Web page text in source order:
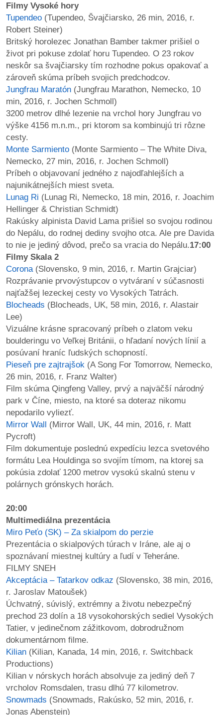
Filmy Vysoké hory
Tupendeo (Tupendeo, Švajčiarsko, 26 min, 2016, r.
Robert Steiner)
Britský horolezec Jonathan Bamber takmer prišiel o
život pri pokuse zdolať horu Tupendeo. O 23 rokov
neskôr sa švajčiarsky tím rozhodne pokus opakovať a
zároveň skúma príbeh svojich predchodcov.
Jungfrau Maratón (Jungfrau Marathon, Nemecko, 10
min, 2016, r. Jochen Schmoll)
3200 metrov dlhé lezenie na vrchol hory Jungfrau vo
výške 4156 m.n.m., pri ktorom sa kombinujú tri rôzne
cesty.
Monte Sarmiento (Monte Sarmiento – The White Diva,
Nemecko, 27 min, 2016, r. Jochen Schmoll)
Príbeh o objavovaní jedného z najodľahlejších a
najunikátnejších miest sveta.
Lunag Ri (Lunag Ri, Nemecko, 18 min, 2016, r. Joachim
Hellinger & Christian Schmidt)
Rakúsky alpinista David Lama prišiel so svojou rodinou
do Nepálu, do rodnej dediny svojho otca. Ale pre Davida
to nie je jediný dôvod, prečo sa vracia do Nepálu.17:00
Filmy Skala 2
Corona (Slovensko, 9 min, 2016, r. Martin Grajciar)
Rozprávanie prvovýstupcov o vytváraní v súčasnosti
najťažšej lezeckej cesty vo Vysokých Tatrách.
Blocheads (Blocheads, UK, 58 min, 2016, r. Alastair
Lee)
Vizuálne krásne spracovaný príbeh o zlatom veku
boulderingu vo Veľkej Británii, o hľadaní nových línií a
posúvaní hraníc ľudských schopností.
Pieseň pre zajtrajšok (A Song For Tomorrow, Nemecko,
26 min, 2016, r. Franz Walter)
Film skúma Qingfeng Valley, prvý a najväčší národný
park v Číne, miesto, na ktoré sa doteraz nikomu
nepodarilo vyliezť.
Mirror Wall (Mirror Wall, UK, 44 min, 2016, r. Matt
Pycroft)
Film dokumentuje poslednú expedíciu lezca svetového
formátu Lea Houldinga so svojím tímom, na ktorej sa
pokúsia zdolať 1200 metrov vysokú skalnú stenu v
polárnych grónskych horách.
20:00
Multimediálna prezentácia
Miro Peťo (SK) – Za skialpom do perzie
Prezentácia o skialpových túrach v Iráne, ale aj o
spoznávaní miestnej kultúry a ľudí v Teheráne.
FILMY SNEH
Akceptácia – Tatarkov odkaz (Slovensko, 38 min, 2016,
r. Jaroslav Matoušek)
Úchvatný, súvislý, extrémny a životu nebezpečný
prechod 23 dolín a 18 vysokohorských sediel Vysokých
Tatier, v jedinečnom zážitkovom, dobrodružnom
dokumentárnom filme.
Kilian (Kilian, Kanada, 14 min, 2016, r. Switchback
Productions)
Kilian v nórskych horách absolvuje za jediný deň 7
vrcholov Romsdalen, trasu dlhú 77 kilometrov.
Snowmads (Snowmads, Rakúsko, 52 min, 2016, r.
Jonas Abenstein)